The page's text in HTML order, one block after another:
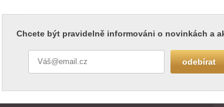
Chcete být pravidelně informováni o novinkách a